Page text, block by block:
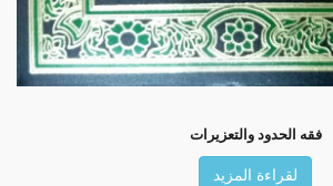
فقه الحدود والتعزيرات
لقراءة المزيد